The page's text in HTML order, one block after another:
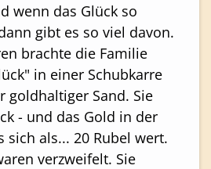
wenn das Glück so
gibt es so viel davon.
brachte die Familie
in einer Schubkarre
goldhaltiger Sand. Sie
- und das Gold in der
sich als... 20 Rubel wert.
verzweifelt. Sie